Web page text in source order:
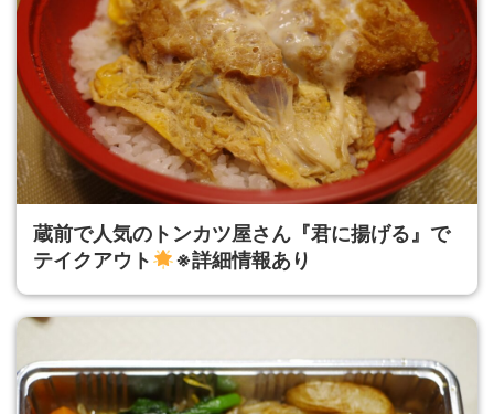
蔵前で人気のトンカツ屋さん『君に揚げる』で
テイクアウト
※詳細情報あり